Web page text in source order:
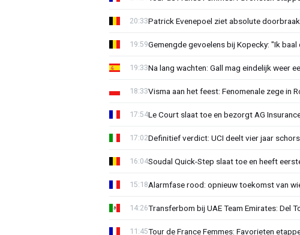
Patrick Evenepoel ziet absolute
20:33
Gemengde gevoelens bij Kopecky: "Ik
19:59
Na lang wachten: Gall mag eindelijk weer
19:33
Visma aan het feest: Fenomenale zege in
18:33
Le Court slaat toe en bezorgt AG
17:54
Definitief verdict: UCI deelt vier jaar
17:02
Soudal Quick-Step slaat toe en heeft
16:04
Alarmfase rood: opnieuw toekomst van
15:18
Transferbom bij UAE Team Emirates: Del
14:26
Tour de France Femmes: Favorieten
11:45